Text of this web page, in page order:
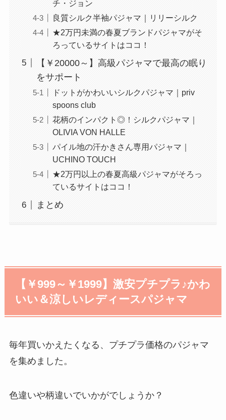
チ・ジョン
良質シルク半袖パジャマ｜リリーシルク
★2万円未満の春夏ブランドパジャマがそ
ろっているサイトはココ！
【￥20000～】高級パジャマで最高の眠り
をサポート
ドットがかわいいシルクパジャマ｜priv
spoons club
花柄のインパクト◎！シルクパジャマ｜
OLIVIA VON HALLE
パイル地の汗かきさん専用パジャマ｜
UCHINO TOUCH
★2万円以上の春夏高級パジャマがそろっ
ているサイトはココ！
まとめ
【￥999～￥1999】激安プチプラ♪かわ
いい＆涼しいレディースパジャマ
毎年買いかえたくなる、プチプラ価格のパジャマ
を集めました。
色違いや柄違いでいかがでしょうか？